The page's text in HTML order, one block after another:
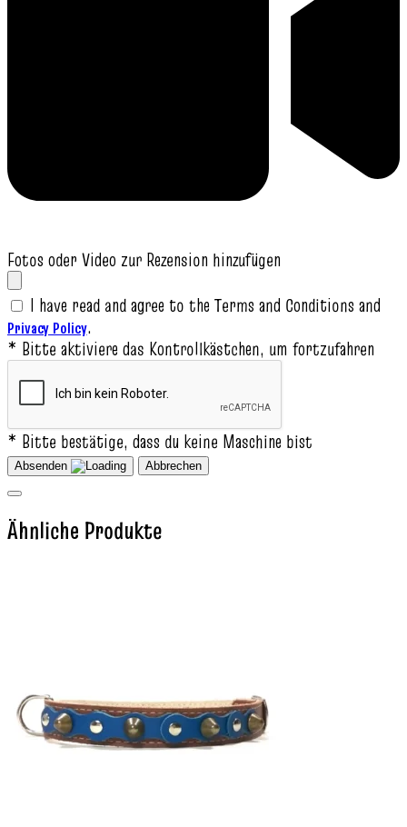
Fotos oder Video zur Rezension hinzufügen
I have read and agree to the Terms and Conditions and
Privacy Policy.
* Bitte aktiviere das Kontrollkästchen, um fortzufahren
* Bitte bestätige, dass du keine Maschine bist
Absenden Abbrechen
Ähnliche Produkte